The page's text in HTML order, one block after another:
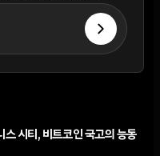
스 시티, 비트코인 국고의 능동